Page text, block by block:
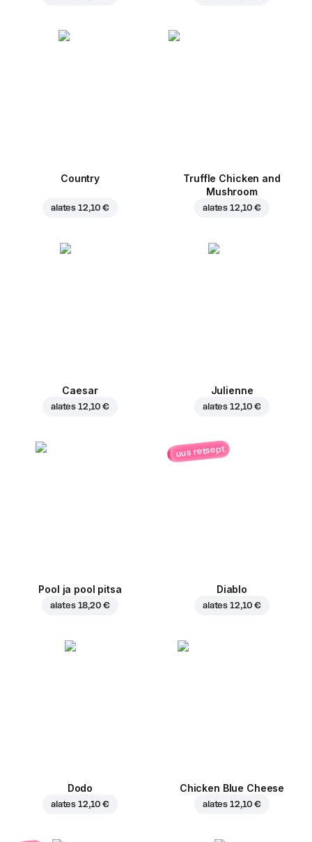
Country
alates 12,10 €
Truffle Chicken and
Mushroom
alates 12,10 €
Caesar
alates 12,10 €
Julienne
alates 12,10 €
Pool ja pool pitsa
alates 18,20 €
uus retsept
Diablo
alates 12,10 €
Dodo
alates 12,10 €
Chicken Blue Cheese
alates 12,10 €